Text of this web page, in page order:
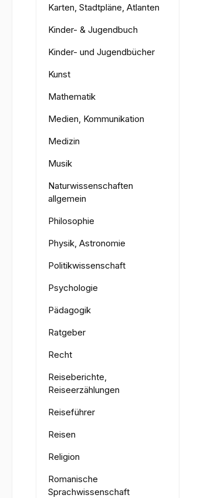
Karten, Stadtpläne, Atlanten
Kinder- & Jugendbuch
Kinder- und Jugendbücher
Kunst
Mathematik
Medien, Kommunikation
Medizin
Musik
Naturwissenschaften
allgemein
Philosophie
Physik, Astronomie
Politikwissenschaft
Psychologie
Pädagogik
Ratgeber
Recht
Reiseberichte,
Reiseerzählungen
Reiseführer
Reisen
Religion
Romanische
Sprachwissenschaft